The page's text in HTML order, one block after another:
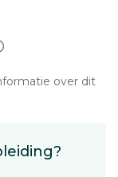
over dit